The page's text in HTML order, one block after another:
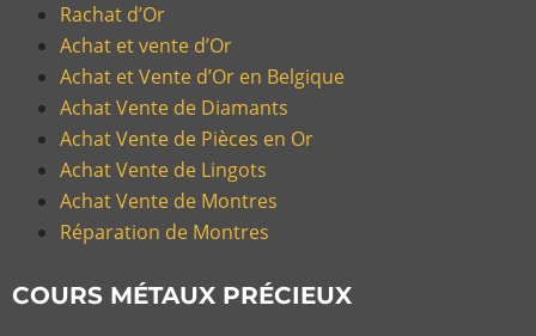
Rachat d’Or
Achat et vente d’Or
Achat et Vente d’Or en Belgique
Achat Vente de Diamants
Achat Vente de Pièces en Or
Achat Vente de Lingots
Achat Vente de Montres
Réparation de Montres
COURS MÉTAUX PRÉCIEUX